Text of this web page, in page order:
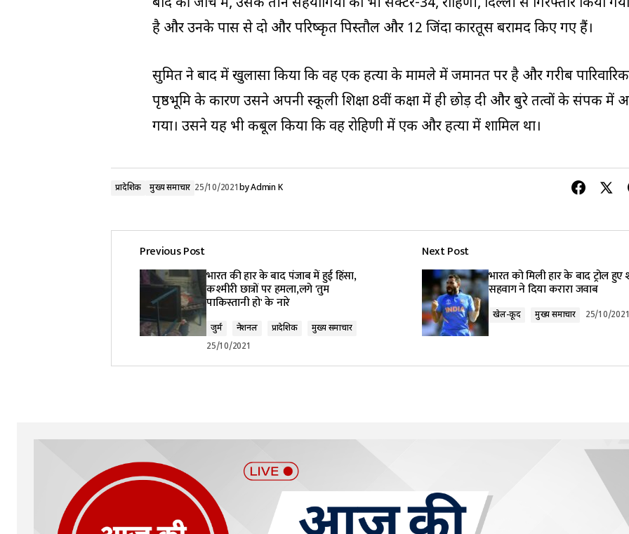
है और उनके पास से दो और परिष्कृत पिस्तौल और 12 जिंदा कारतूस बरामद किए गए हैं।
सुमित ने बाद में खुलासा किया कि वह एक हत्या के मामले में जमानत पर है और गरीब पारिवारिक
पृष्ठभूमि के कारण उसने अपनी स्कूली शिक्षा 8वीं कक्षा में ही छोड़ दी और बुरे तत्वों के संपर्क में
गया। उसने यह भी कबूल किया कि वह रोहिणी में एक और हत्या में शामिल था।
प्रादेशिक मुख्य समाचार 25/10/2021byAdmin K
Previous Post
भारत की हार के बाद पंजाब में हुई हिंसा,
कश्मीरी छात्रों पर हमला,लगे 'तुम
पाकिस्तानी हो' के नारे
जुर्म नेशनल प्रादेशिक
मुख्य समाचार
25/10/2021
Next Post
भारत को मिली हार के बाद ट्रोल हुए
सहवाग ने दिया करारा जवाब
खेल-कूद मुख्य समाचार 25/10/